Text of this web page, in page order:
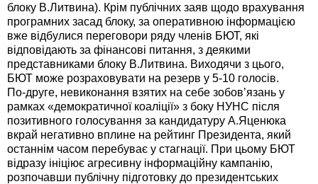
блоку В.Литвина). Крім публічних заяв щодо врахування
програмних засад блоку, за оперативною інформацією
вже відбулися переговори ряду членів БЮТ, які
відповідають за фінансові питання, з деякими
представниками блоку В.Литвина. Виходячи з цього,
БЮТ може розраховувати на резерв у 5-10 голосів.
По-друге, невиконання взятих на себе зобов’язань у
рамках «демократичної коаліції» з боку НУНС після
позитивного голосування за кандидатуру А.Яценюка
вкрай негативно вплине на рейтинг Президента, який
останнім часом перебуває у стагнації. При цьому БЮТ
відразу ініціює агресивну інформаційну кампанію,
розпочавши публічну підготовку до президентських